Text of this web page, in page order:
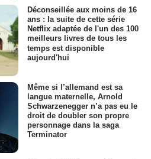
Déconseillée aux moins de 16
ans : la suite de cette série
Netflix adaptée de l'un des 100
meilleurs livres de tous les
temps est disponible
aujourd'hui
Même si l’allemand est sa
langue maternelle, Arnold
Schwarzenegger n’a pas eu le
droit de doubler son propre
personnage dans la saga
Terminator